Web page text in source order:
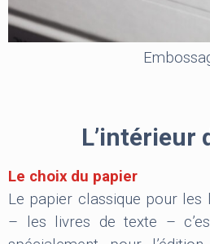
L’intérieur
Le choix du papier
Le papier classique pour
– les livres de texte –